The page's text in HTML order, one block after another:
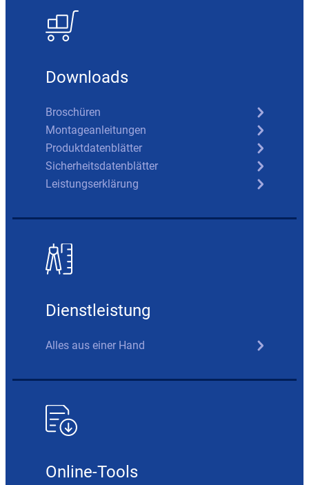
Downloads
Broschüren
Montageanleitungen
Produktdatenblätter
Sicherheitsdatenblätter
Leistungserklärung
Dienstleistung
Alles aus einer Hand
Online-Tools